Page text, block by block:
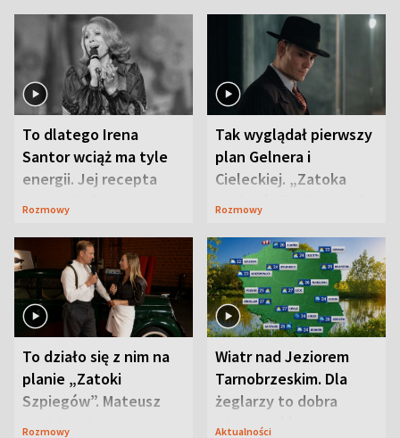
To dlatego Irena
Santor wciąż ma tyle
energii. Jej recepta
jest zaskakująco
Rozmowy
Tak wyglądał pierwszy
plan Gelnera i
Cieleckiej. „Zatoka
szpiegów” od razu ich
Rozmowy
To działo się z nim na
planie „Zatoki
Szpiegów”. Mateusz
Janicki odsłonił
Rozmowy
Wiatr nad Jeziorem
Tarnobrzeskim. Dla
żeglarzy to dobra
wiadomość
Aktualności